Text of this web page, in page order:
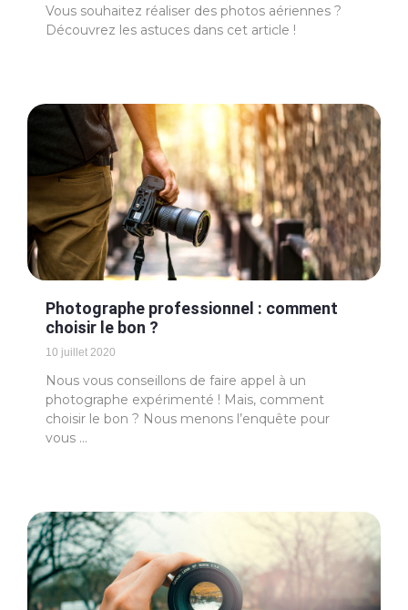
Vous souhaitez réaliser des photos aériennes ?
Découvrez les astuces dans cet article !
Photographe professionnel : comment
choisir le bon ?
10 juillet 2020
Nous vous conseillons de faire appel à un
photographe expérimenté ! Mais, comment
choisir le bon ? Nous menons l’enquête pour
vous …